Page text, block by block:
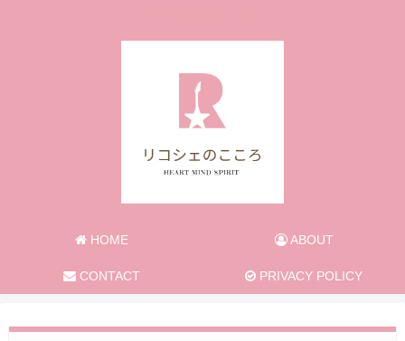
HOME ABOUT
CONTACT PRIVACY POLICY